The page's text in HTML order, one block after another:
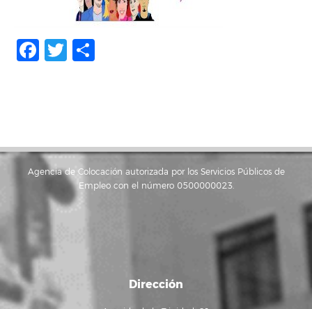
Facebook
Twitter
Agencia de Colocación autorizada por los Servicios Públicos de
Empleo con el número 0500000023.
Dirección